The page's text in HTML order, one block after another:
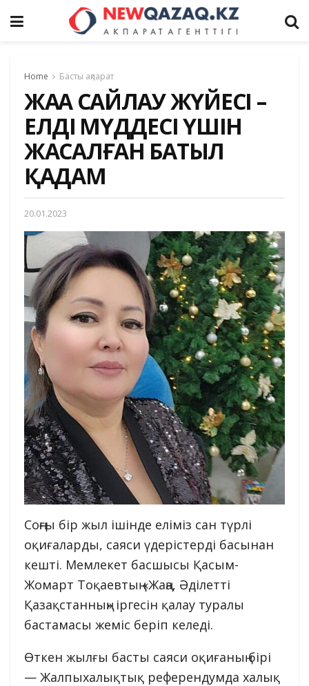
Home Басты ақпарат
ЖАҢА САЙЛАУ ЖҮЙЕСІ –
ЕЛДІҢ МҮДДЕСІ ҮШІН
ЖАСАЛҒАН БАТЫЛ
ҚАДАМ
20.01.2023
Соңғы бір жыл ішінде еліміз сан түрлі
оқиғаларды, саяси үдерістерді басынан
кешті. Мемлекет басшысы Қасым-
Жомарт Тоқаевтың «Жаңа, Әділетті
Қазақстанның» іргесін қалау туралы
бастамасы жеміс беріп келеді.
Өткен жылғы басты саяси оқиғаның бірі
— Жалпыхалықтық референдумда халық